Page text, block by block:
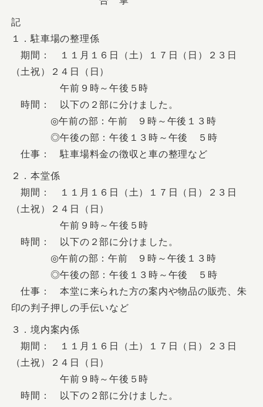
記
１．駐車場の整理係
期間： １１月１６日（土）１７日（日）２３日
（土祝）２４日（日）
午前９時～午後５時
時間： 以下の２部に分けました。
◎午前の部：午前 ９時～午後１３時
◎午後の部：午後１３時～午後 ５時
仕事： 駐車場料金の徴収と車の整理など
２．本堂係
期間： １１月１６日（土）１７日（日）２３日
（土祝）２４日（日）
午前９時～午後５時
時間： 以下の２部に分けました。
◎午前の部：午前 ９時～午後１３時
◎午後の部：午後１３時～午後 ５時
仕事： 本堂に来られた方の案内や物品の販売、朱
印の判子押しの手伝いなど
３．境内案内係
期間： １１月１６日（土）１７日（日）２３日
（土祝）２４日（日）
午前９時～午後５時
時間： 以下の２部に分けました。